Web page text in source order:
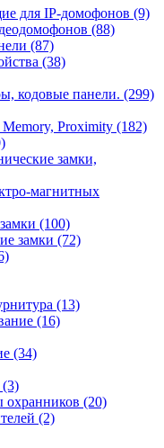
для IP-домофонов (9)
(88)
(87)
(38)
кодовые панели. (299)
Proximity (182)
замки,
магнитных
(100)
замки (72)
(13)
(16)
(34)
(3)
охранников (20)
(2)